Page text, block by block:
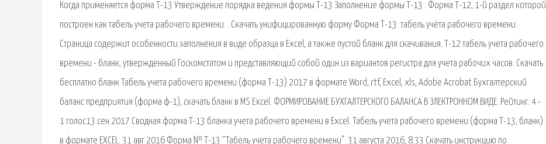
Когда применяется форма Т-13 Утверждение порядка ведения формы Т-13 Заполнение формы Т-13 . Форма Т-12, 1-й раздел которой
построен как табель учета рабочего времени. . Скачать унифицированную форму Форма Т-13: табель учёта рабочего времени.
Страница содержит особенности заполнения в виде образца в Excel, а также пустой бланк для скачивания. Т-12 табель учета рабочего
времени - бланк, утвержденный Госкомстатом и представляющий собой один из вариантов регистра для учета рабочих часов. Скачать
бесплатно бланк Табель учета рабочего времени (форма Т-13) 2017 в формате Word, rtf, Excel, xls, Adobe Acrobat Бухгалтерский
баланс предприятия (форма ф-1), скачать бланк в MS Excel. ФОРМИРОВАНИЕ БУХГАЛТЕРСКОГО БАЛАНСА В ЭЛЕКТРОННОМ ВИДЕ. Рейтинг: 4 -
1 голос13 сен 2017 Сводная форма Т-13 бланка учета рабочего времени в Excel. Табель учета рабочего времени (форма Т-13, бланк)
в формате EXCEL. 31 авг 2016 Форма № Т-13 “Табель учета рабочего времени”. 31 августа 2016, 8:33 Скачать инструкцию по